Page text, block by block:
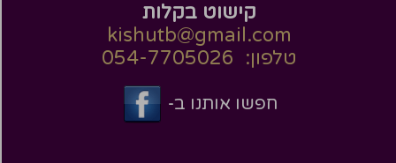
קישוט בקלות
kishutb@gmail.com
טלפון: 054-7705026
חפשו אותנו ב-